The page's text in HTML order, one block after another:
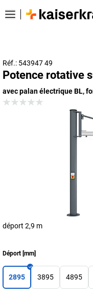
Réf.: 543947 49
Potence rotative
avec palan électrique BL,
déport 2,9 m
Déport [mm]
2895 3895 4895